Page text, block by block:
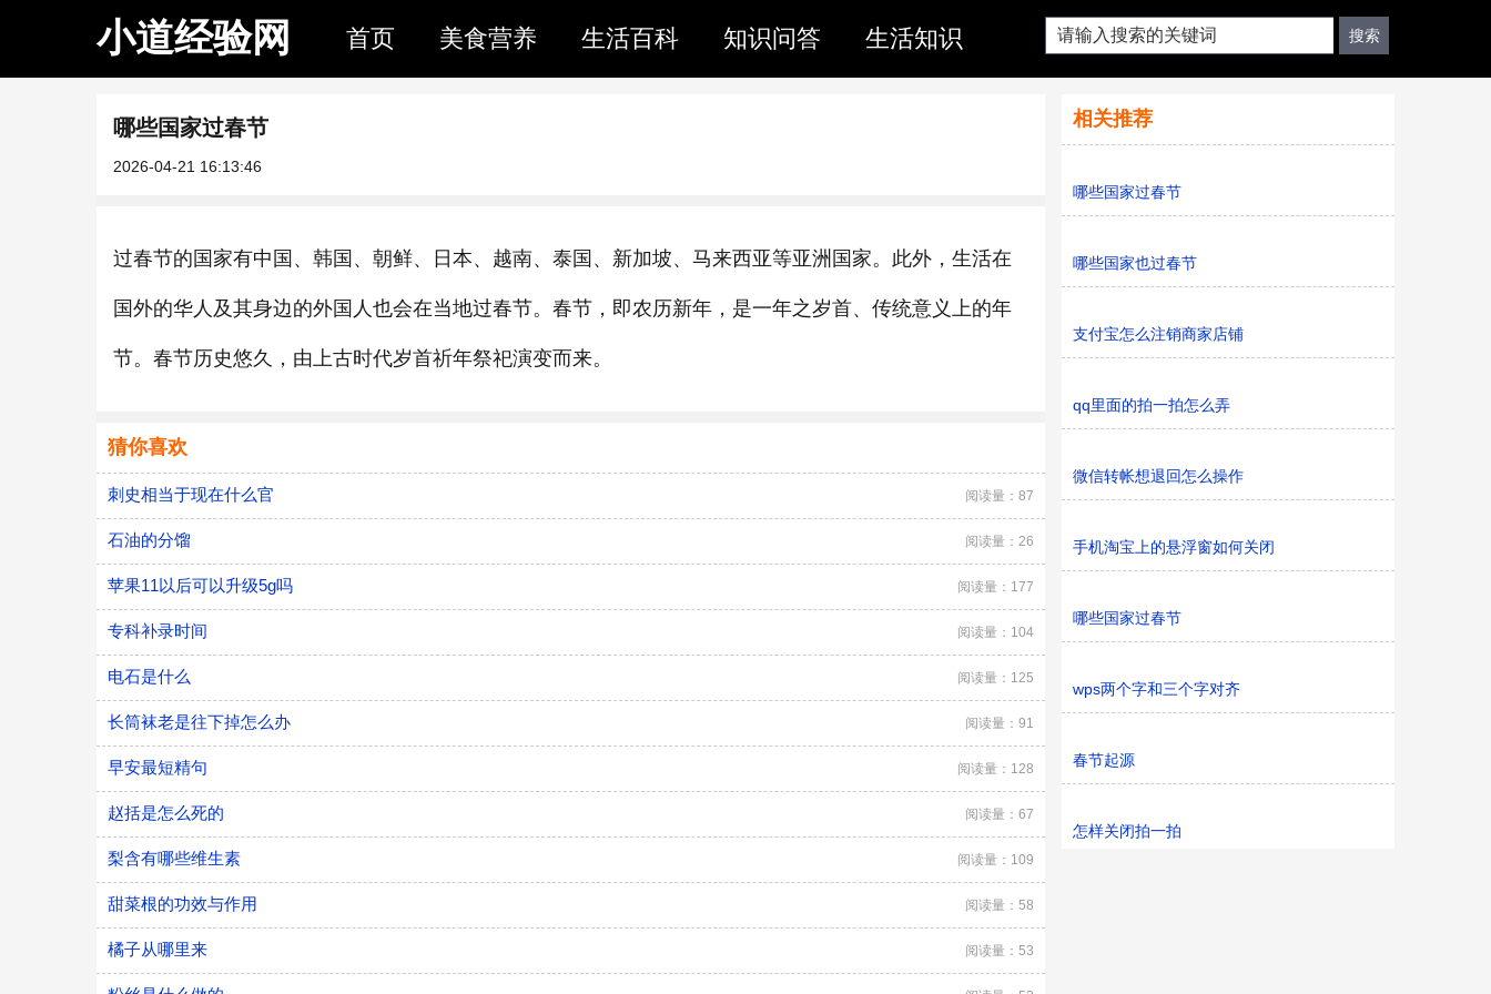
小道经验网 首页 美食营养 生活百科 知识问答 生活知识
哪些国家过春节
2026-04-21 16:13:46
过春节的国家有中国、韩国、朝鲜、日本、越南、泰国、新加坡、马来西亚等亚洲国家。此外，生活在
国外的华人及其身边的外国人也会在当地过春节。春节，即农历新年，是一年之岁首、传统意义上的年
节。春节历史悠久，由上古时代岁首祈年祭祀演变而来。
猜你喜欢
刺史相当于现在什么官 阅读量：87
石油的分馏 阅读量：26
苹果11以后可以升级5g吗 阅读量：177
专科补录时间 阅读量：104
电石是什么 阅读量：125
长筒袜老是往下掉怎么办 阅读量：91
早安最短精句 阅读量：128
赵括是怎么死的 阅读量：67
梨含有哪些维生素 阅读量：109
甜菜根的功效与作用 阅读量：58
橘子从哪里来 阅读量：53
相关推荐
哪些国家过春节
哪些国家也过春节
支付宝怎么注销商家店铺
qq里面的拍一拍怎么弄
微信转帐想退回怎么操作
手机淘宝上的悬浮窗如何关闭
哪些国家过春节
wps两个字和三个字对齐
春节起源
怎样关闭拍一拍